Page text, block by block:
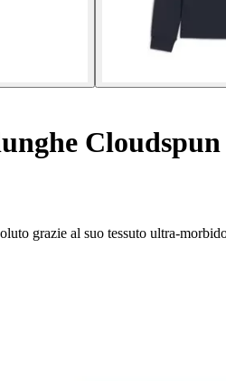
grazie al suo tessuto ultra-